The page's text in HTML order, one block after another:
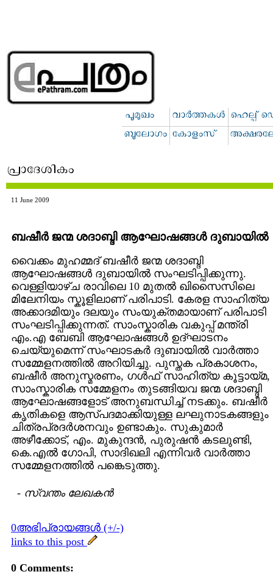
11 June 2009
ബഷീര്‍ ജന്മ ശദാബ്ദി ആഘോഷങ്ങള്‍ ദുബായില്‍
വൈക്കം മുഹമ്മദ് ബഷീര്‍ ജന്മ ശദാബ്ദി
ആഘോഷങ്ങള്‍ ദുബായില്‍ സംഘടിപ്പിക്കുന്നു.
വെള്ളിയാഴ്ച രാവിലെ 10 മുതല്‍ ഖിസൈസിലെ
മിലേനിയം സ്കൂളിലാണ് പരിപാടി. കേരള സാഹിത്യ
അക്കാദമിയും ദലയും സംയുക്തമായാണ് പരിപാടി
സംഘടിപ്പിക്കുന്നത്. സാംസ്കാരിക വകുപ്പ് മന്ത്രി
എം.എ ബേബി ആഘോഷങ്ങള്‍ ഉദ്ഘാടനം
ചെയ്യുമെന്ന് സംഘാടകര്‍ ദുബായില്‍ വാര്‍ത്താ
സമ്മേളനത്തില്‍ അറിയിച്ചു. പുസ്തക പ്രകാശനം,
ബഷീര്‍ അനുസ്മരണം, ഗള്‍ഫ് സാഹിത്യ കൂട്ടായ്മ,
സാംസ്കാരിക സമ്മേളനം തുടങ്ങിയവ ജന്മ ശദാബ്ദി
ആഘോഷങ്ങളോട് അനുബന്ധിച്ച് നടക്കും. ബഷീര്‍
കൃതികളെ ആസ്പദമാക്കിയുള്ള ലഘുനാടകങ്ങളും
ചിത്രപ്രദര്‍ശനവും ഉണ്ടാകും. സുകുമാര്‍
അഴീക്കോട്, എം. മുകുന്ദന്‍, പുരുഷന്‍ കടലുണ്ടി,
കെ.എല്‍ ഗോപി, സാദിഖലി എന്നിവര്‍ വാര്‍ത്താ
സമ്മേളനത്തില്‍ പങ്കെടുത്തു.
- സ്വന്തം ലേഖകന്‍
0അഭിപ്രായങ്ങള്‍ (+/-)
links to this post
0 Comments: